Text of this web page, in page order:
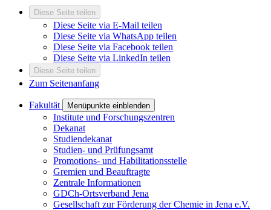
Diese Seite teilen
Diese Seite via E-Mail teilen
Diese Seite via WhatsApp teilen
Diese Seite via Facebook teilen
Diese Seite via LinkedIn teilen
Diese Seite teilen
Zum Seitenanfang
Fakultät Menüpunkte einblenden
Institute und Forschungszentren
Dekanat
Studiendekanat
Studien- und Prüfungsamt
Promotions- und Habilitationsstelle
Gremien und Beauftragte
Zentrale Informationen
GDCh-Ortsverband Jena
Gesellschaft zur Förderung der Chemie in Jena e.V.